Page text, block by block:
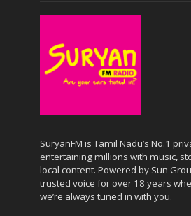
SuryanFM is Tamil Nadu’s No.1
entertaining millions with music,
local content. Powered by Sun
trusted voice for over 18 years
we’re always tuned in with you.